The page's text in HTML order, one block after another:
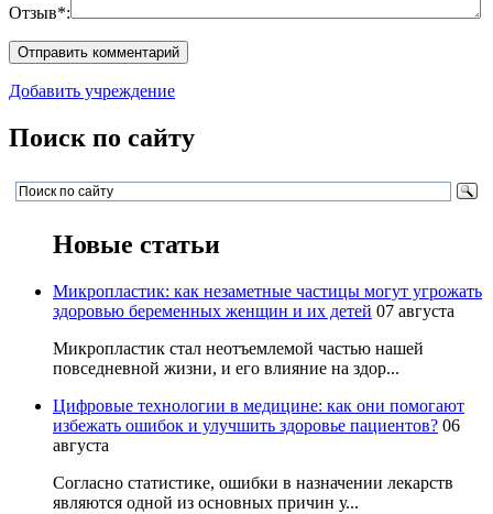
Отзыв*:
Добавить учреждение
Поиск по сайту
Новые статьи
Микропластик: как незаметные частицы могут угрожать
здоровью беременных женщин и их детей 07 августа
Микропластик стал неотъемлемой частью нашей
повседневной жизни, и его влияние на здор...
Цифровые технологии в медицине: как они помогают
избежать ошибок и улучшить здоровье пациентов? 06
августа
Согласно статистике, ошибки в назначении лекарств
являются одной из основных причин у...